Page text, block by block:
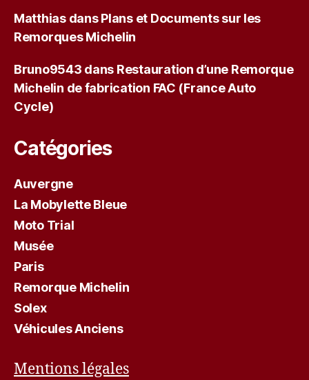
MatthiasdansPlans et Documents sur les
Remorques Michelin
Bruno9543 dans Restauration d’une Remorque
Michelin de fabrication FAC (France Auto
Cycle)
Catégories
Auvergne
La Mobylette Bleue
Moto Trial
Musée
Paris
Remorque Michelin
Solex
Véhicules Anciens
Mentions légales